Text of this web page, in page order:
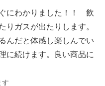
にわかりました！！ 飲
りガスが出たりします。
んだと体感し楽しんでい
に続けます。良い商品に
す